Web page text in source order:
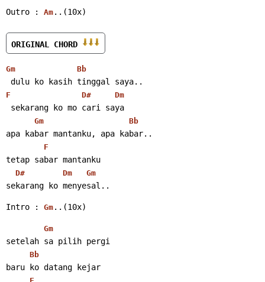
Outro : Am ..(10x)
ORIGINAL CHORD
Gm Bb
dulu ko kasih tinggal saya..
F D# Dm
sekarang ko mo cari saya
Gm Bb
apa kabar mantanku, apa kabar..
F
tetap sabar mantanku
D# Dm Gm
sekarang ko menyesal..
Intro : Gm ..(10x)
Gm
setelah sa pilih pergi
Bb
baru ko datang kejar